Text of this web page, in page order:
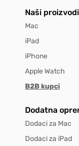
Naši proizvodi
Mac
iPad
iPhone
Apple Watch
B2B kupci
Dodatna
Dodaci za Mac
Dodaci za iPad